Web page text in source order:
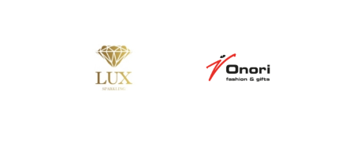
Afbeelding Afbeelding